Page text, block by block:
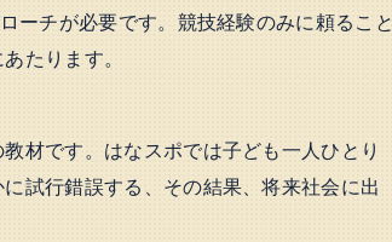
ーチが必要です。競技経験のみに頼ること
たります。
材です。はなスポでは子ども一人ひとり
試行錯誤する、その結果、将来社会に出